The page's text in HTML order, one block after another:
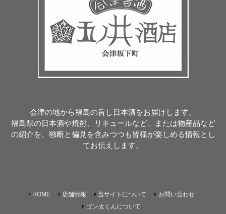
会津の地から福島の旨し日本酒をお届けします。
福島県の日本酒や焼酎、リキュールなど、または物産品など
の紹介を、独断と偏見を含みつつも皆様が楽しめる情報とし
てお伝えします。
HOME 店舗情報 当サイトについて
お問い合わせ
ゴン太くんについて